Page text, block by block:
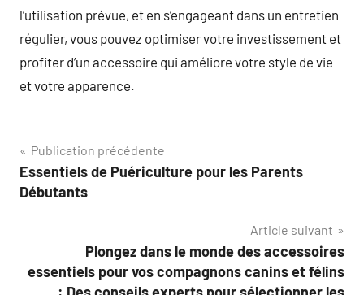
l’utilisation prévue, et en s’engageant dans un entretien
régulier, vous pouvez optimiser votre investissement et
profiter d’un accessoire qui améliore votre style de vie
et votre apparence.
Navigation
de
Publication précédente
Essentiels de Puériculture pour les Parents
Débutants
Article suivant
Plongez dans le monde des accessoires
essentiels pour vos compagnons canins et félins
: Des conseils experts pour sélectionner les